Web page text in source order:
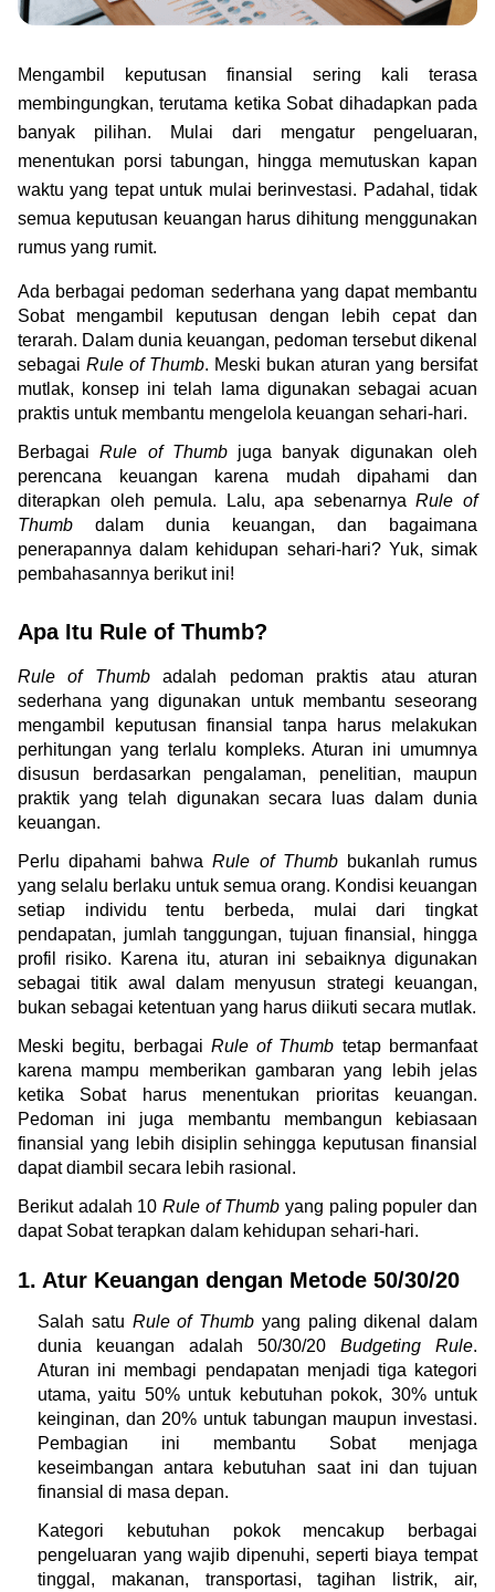
Jual emas kamu ke Treasury
Green Gold
Profile
Tata Kelola
Mengambil keputusan finansial sering kali terasa
membingungkan, terutama ketika Sobat dihadapkan pada
banyak pilihan. Mulai dari mengatur pengeluaran,
menentukan porsi tabungan, hingga memutuskan kapan
waktu yang tepat untuk mulai berinvestasi. Padahal, tidak
semua keputusan keuangan harus dihitung menggunakan
rumus yang rumit.
Ada berbagai pedoman sederhana yang dapat membantu
Sobat mengambil keputusan dengan lebih cepat dan
terarah. Dalam dunia keuangan, pedoman tersebut dikenal
sebagai Rule of Thumb. Meski bukan aturan yang bersifat
mutlak, konsep ini telah lama digunakan sebagai acuan
praktis untuk membantu mengelola keuangan sehari-hari.
Berbagai Rule of Thumb juga banyak digunakan oleh
perencana keuangan karena mudah dipahami dan
diterapkan oleh pemula. Lalu, apa sebenarnya Rule of
Thumb dalam dunia keuangan, dan bagaimana
penerapannya dalam kehidupan sehari-hari? Yuk, simak
pembahasannya berikut ini!
Apa Itu Rule of Thumb?
Rule of Thumb adalah pedoman praktis atau aturan
sederhana yang digunakan untuk membantu seseorang
mengambil keputusan finansial tanpa harus melakukan
perhitungan yang terlalu kompleks. Aturan ini umumnya
disusun berdasarkan pengalaman, penelitian, maupun
praktik yang telah digunakan secara luas dalam dunia
keuangan.
Perlu dipahami bahwa Rule of Thumb bukanlah rumus
yang selalu berlaku untuk semua orang. Kondisi keuangan
setiap individu tentu berbeda, mulai dari tingkat
pendapatan, jumlah tanggungan, tujuan finansial, hingga
profil risiko. Karena itu, aturan ini sebaiknya digunakan
sebagai titik awal dalam menyusun strategi keuangan,
bukan sebagai ketentuan yang harus diikuti secara mutlak.
Meski begitu, berbagai Rule of Thumb tetap bermanfaat
karena mampu memberikan gambaran yang lebih jelas
ketika Sobat harus menentukan prioritas keuangan.
Pedoman ini juga membantu membangun kebiasaan
finansial yang lebih disiplin sehingga keputusan finansial
dapat diambil secara lebih rasional.
Berikut adalah 10 Rule of Thumb yang paling populer dan
dapat Sobat terapkan dalam kehidupan sehari-hari.
1. Atur Keuangan dengan Metode 50/30/20
Salah satu Rule of Thumb yang paling dikenal dalam
dunia keuangan adalah 50/30/20 Budgeting Rule.
Aturan ini membagi pendapatan menjadi tiga kategori
utama, yaitu 50% untuk kebutuhan pokok, 30% untuk
keinginan, dan 20% untuk tabungan maupun investasi.
Pembagian ini membantu Sobat menjaga
keseimbangan antara kebutuhan saat ini dan tujuan
finansial di masa depan.
Kategori kebutuhan pokok mencakup berbagai
pengeluaran yang wajib dipenuhi, seperti biaya tempat
tinggal, makanan, transportasi, tagihan listrik, air,